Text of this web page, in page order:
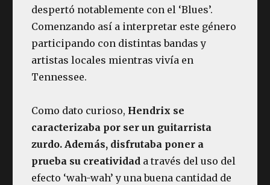
despertó notablemente con el ‘Blues’.
Comenzando así a interpretar este género
participando con distintas bandas y
artistas locales mientras vivía en
Tennessee.
Como dato curioso, Hendrix se
caracterizaba por ser un guitarrista
zurdo. Además, disfrutaba poner a
prueba su creatividad a través del uso del
efecto ‘wah-wah’ y una buena cantidad de